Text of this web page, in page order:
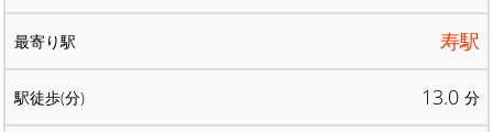
寿駅
13.0 分